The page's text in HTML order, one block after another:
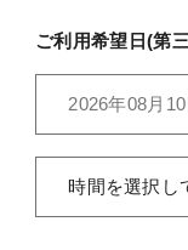
ご利用希望日(第